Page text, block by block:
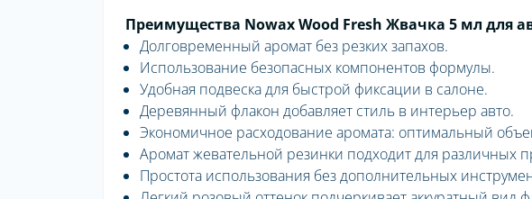
Преимущества Nowax Wood Fresh Жвачка 5 мл для
Долговременный аромат без резких запахов.
Использование безопасных компонентов формулы.
Удобная подвеска для быстрой фиксации в салоне.
Деревянный флакон добавляет стиль в интерьер авто.
Экономичное расходование аромата: оптимальный
Аромат жевательной резинки подходит для различных
Простота использования без дополнительных